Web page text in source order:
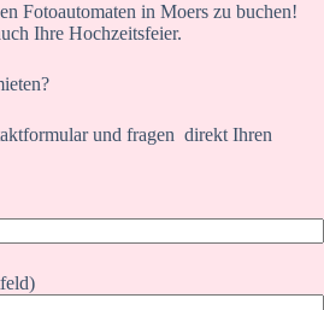
Fotoautomaten in Moers zu buchen!
Ihre Hochzeitsfeier.
und fragen direkt Ihren